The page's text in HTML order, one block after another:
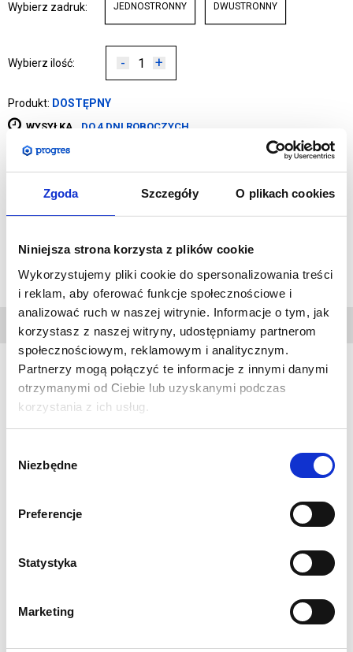
Zgoda Szczegóły O plikach cookies
Niniejsza strona korzysta z plików cookie
Wykorzystujemy pliki cookie do spersonalizowania treści
i reklam, aby oferować funkcje społecznościowe i
analizować ruch w naszej witrynie. Informacje o tym, jak
korzystasz z naszej witryny, udostępniamy partnerom
społecznościowym, reklamowym i analitycznym.
Partnerzy mogą połączyć te informacje z innymi danymi
otrzymanymi od Ciebie lub uzyskanymi podczas
korzystania z ich usług.
zgody
Niezbędne
Preferencje
Statystyka
Marketing
Wybierz zadruk: JEDNOSTRONNY DWUSTRONNY
Wybierz ilość: - +
Produkt: DOSTĘPNY
WYSYŁKA DO 4 DNI ROBOCZYCH
DODAJ DO PRZECHOWALNI
TECHNICZNE
WYDRUK:
Grafika drukowana metodą sublimacji na tkaninie Display
RÓWNIEŻ